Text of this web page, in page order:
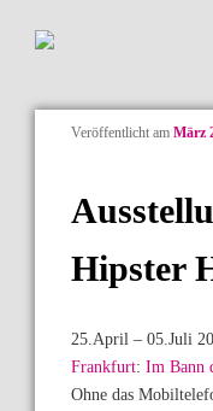
Hipster
Veröffentlicht am März
25.April – 05.Juli
Frankfurt: Im Bann
Ohne das